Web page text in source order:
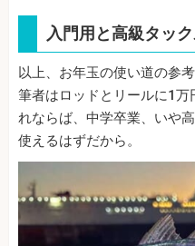
入門用と高級タッ
以上、お年玉の使い道の参
筆者はロッドとリールに1
れならば、中学卒業、いや
使えるはずだから。